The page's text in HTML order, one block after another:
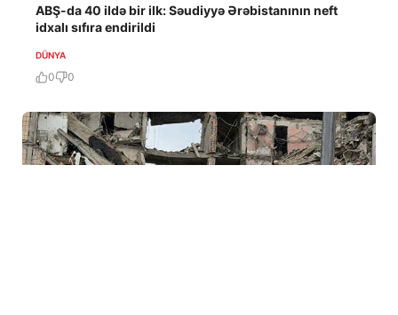
ABŞ-da 40 ildə bir ilk: Səudiyyə Ərəbistanının neft
idxalı sıfıra endirildi
DÜNYA
0 0